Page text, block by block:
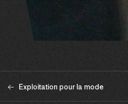
Exploitation pour la mode